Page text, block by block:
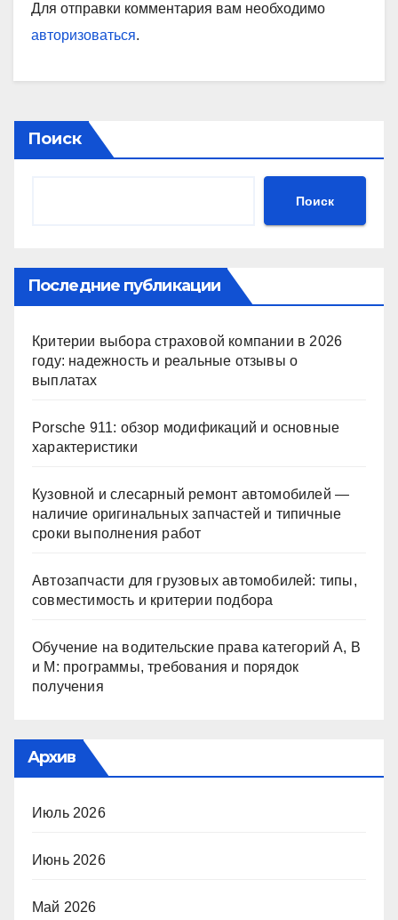
Для отправки комментария вам необходимо
авторизоваться.
Поиск
Поиск
Последние публикации
Критерии выбора страховой компании в 2026
году: надежность и реальные отзывы о
выплатах
Porsche 911: обзор модификаций и основные
характеристики
Кузовной и слесарный ремонт автомобилей —
наличие оригинальных запчастей и типичные
сроки выполнения работ
Автозапчасти для грузовых автомобилей: типы,
совместимость и критерии подбора
Обучение на водительские права категорий A, B
и M: программы, требования и порядок
получения
Архив
Июль 2026
Июнь 2026
Май 2026